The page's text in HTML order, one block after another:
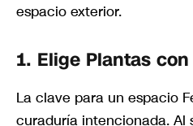
espacio exterior.
1. Elige Plantas
La clave para un espacio
curaduría intencionada. Al